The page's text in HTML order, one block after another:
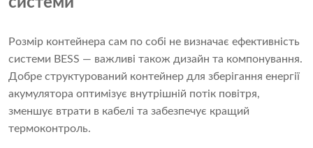
Розмір контейнера сам по собі не визначає ефективність
системи BESS — важливі також дизайн та компонування.
Добре структурований контейнер для зберігання енергії
акумулятора оптимізує внутрішній потік повітря,
зменшує втрати в кабелі та забезпечує кращий
термоконтроль.